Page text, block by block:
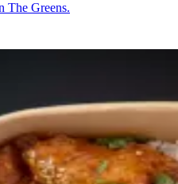
The Greens.